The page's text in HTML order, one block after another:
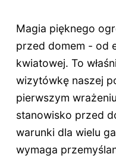
Magia pięknego
przed domem - od
kwiatowej. To
wizytówkę naszej
pierwszym
stanowisko przed
warunki dla wielu
wymaga